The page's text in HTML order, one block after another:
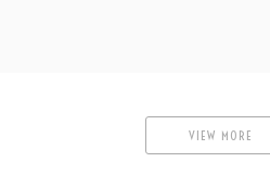
VIEW MORE